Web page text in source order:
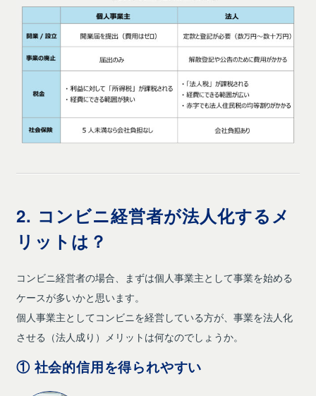
2. コンビニ経営者が法人化するメ
リットは？
コンビニ経営者の場合、まずは個人事業主として事業を始める
ケースが多いかと思います。
個人事業主としてコンビニを経営している方が、事業を法人化
させる（法人成り）メリットは何なのでしょうか。
① 社会的信用を得られやすい